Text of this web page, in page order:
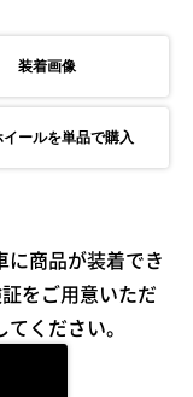
装着画像
イールを単品で購入
に商品が装着でき
をご用意いただ
ください。